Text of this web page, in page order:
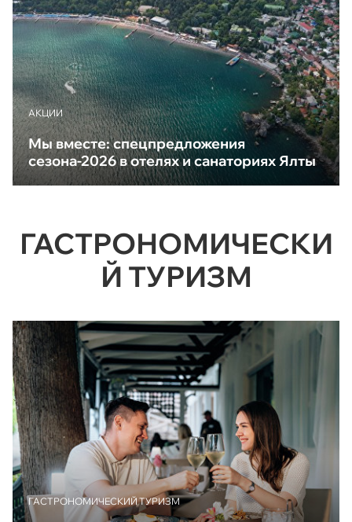
АКЦИИ
Мы вместе: спецпредложения
сезона-2026 в отелях и санаториях Ялты
ГАСТРОНОМИЧЕСКИ
Й ТУРИЗМ
ГАСТРОНОМИЧЕСКИЙ ТУРИЗМ